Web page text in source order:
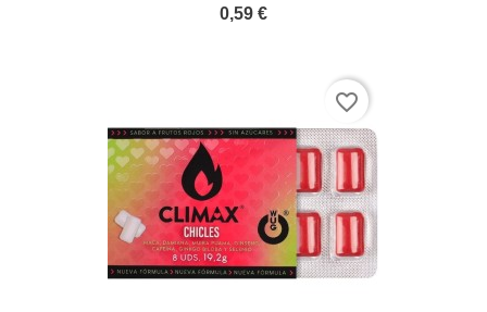
0,59 €
favorite_border